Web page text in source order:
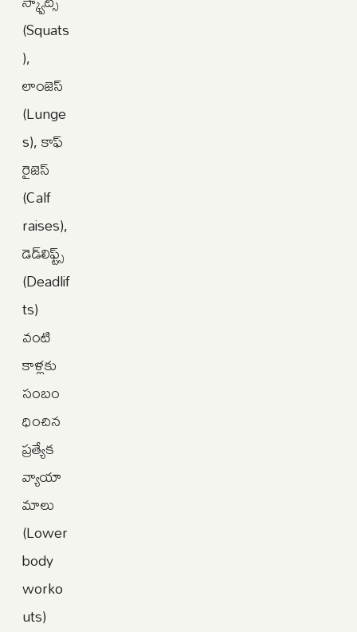
(Squats
),
లాంజెస్‌
(Lunge
s), కాఫ్‌
రైజెస్‌
(Calf
raises),
డెడ్‌లిఫ్ట్స్‌
(Deadlif
ts)
వంటి
కాళ్లకు
సంబం
ధించిన
ప్రత్యేక
వ్యాయా
మాలు
(Lower
body
worko
uts)